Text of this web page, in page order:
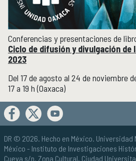
Conferencias y presentaciones de
Ciclo de difusión y divulgación de
2023
Del 17 de agosto al 24 de noviembre
17 a 19 h (Oaxaca)
DR © 2026. Hecho en México. Universidad
México - Instituto de Investigaciones
Cueva s/n. Zona Cultural, Ciudad